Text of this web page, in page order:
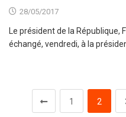
28/05/2017
Le président de la République,
échangé, vendredi, à la
1 2